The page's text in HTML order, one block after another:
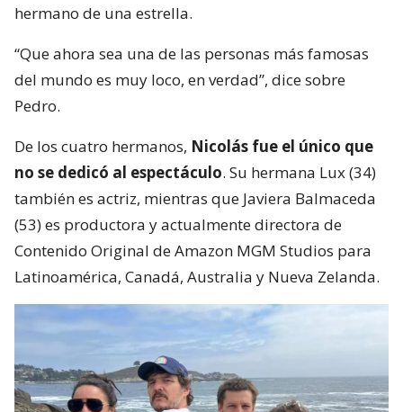
hermano de una estrella.
“Que ahora sea una de las personas más famosas
del mundo es muy loco, en verdad”, dice sobre
Pedro.
De los cuatro hermanos, Nicolás fue el único que
no se dedicó al espectáculo. Su hermana Lux (34)
también es actriz, mientras que Javiera Balmaceda
(53) es productora y actualmente directora de
Contenido Original de Amazon MGM Studios para
Latinoamérica, Canadá, Australia y Nueva Zelanda.